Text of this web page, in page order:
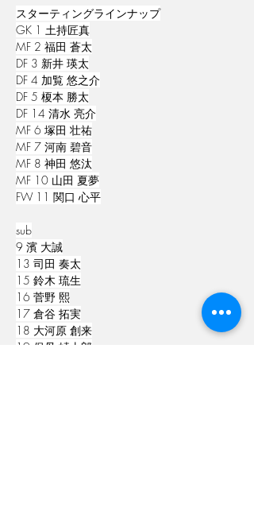
スターティングラインナップ
GK 1 土持匠真
MF 2 福田 蒼太
DF 3 新井 瑛太
DF 4 加覧 悠之介
DF 5 榎本 勝太
DF 14 清水 亮介
MF 6 塚田 壮祐
MF 7 河南 碧音
MF 8 神田 悠汰
MF 10 山田 夏夢
FW 11 関口 心平
sub
9 濱 大誠
13 司田 奏太
15 鈴木 琉生
16 菅野 熙
17 倉谷 拓実
18 大河原 創来
19 保母 崚太郎